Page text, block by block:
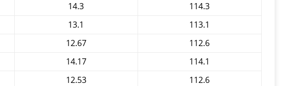
14.3
114.3
13.1
113.1
12.67
112.6
14.17
114.1
12.53
112.6